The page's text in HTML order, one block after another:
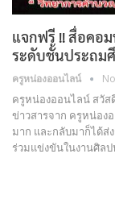
แจกฟรี !! สื่อคอ
ระดับชั้นประถม
ครูหน่องออนไลน์
ครูหน่องออนไลน์ สวั
ข่าวสารจาก ครูหน่อง
มาก และกลับมาก็ได้ส่
ร่วมแข่งขันในงานศิล